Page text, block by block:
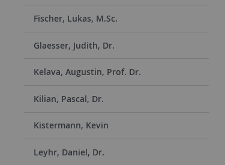
Fischer, Lukas, M.Sc.
Glaesser, Judith, Dr.
Kelava, Augustin, Prof. Dr.
Kilian, Pascal, Dr.
Kistermann, Kevin
Leyhr, Daniel, Dr.